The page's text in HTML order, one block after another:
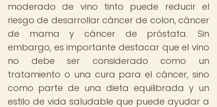
moderado de vino tinto puede reducir el
riesgo de desarrollar cáncer de colon, cáncer
de mama y cáncer de próstata. Sin
embargo, es importante destacar que el vino
no debe ser considerado como un
tratamiento o una cura para el cáncer, sino
como parte de una dieta equilibrada y un
estilo de vida saludable que puede ayudar a